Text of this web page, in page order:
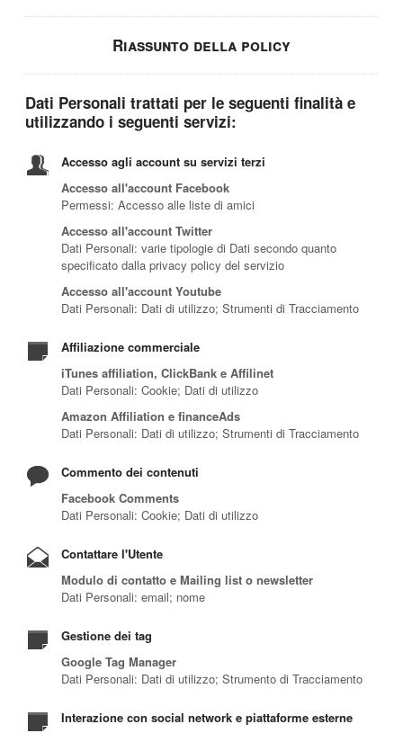
Riassunto della policy
Dati Personali trattati per le seguenti finalità e
utilizzando i seguenti servizi:
Accesso agli account su servizi terzi
Accesso all'account Facebook
Permessi: Accesso alle liste di amici
Accesso all'account Twitter
Dati Personali: varie tipologie di Dati secondo quanto
specificato dalla privacy policy del servizio
Accesso all'account Youtube
Dati Personali: Dati di utilizzo; Strumenti di Tracciamento
Affiliazione commerciale
iTunes affiliation, ClickBank e Affilinet
Dati Personali: Cookie; Dati di utilizzo
Amazon Affiliation e financeAds
Dati Personali: Dati di utilizzo; Strumenti di Tracciamento
Commento dei contenuti
Facebook Comments
Dati Personali: Cookie; Dati di utilizzo
Contattare l'Utente
Modulo di contatto e Mailing list o newsletter
Dati Personali: email; nome
Gestione dei tag
Google Tag Manager
Dati Personali: Dati di utilizzo; Strumento di Tracciamento
Interazione con social network e piattaforme esterne